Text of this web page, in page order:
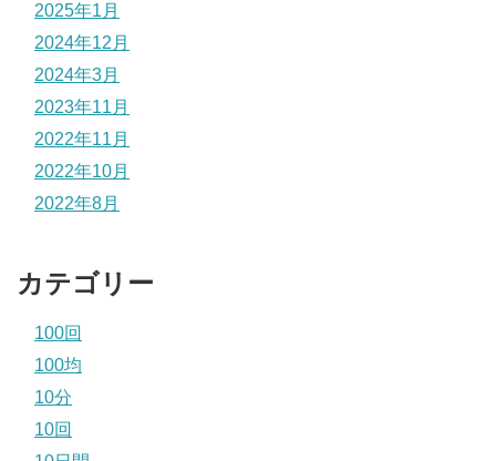
2025年1月
2024年12月
2024年3月
2023年11月
2022年11月
2022年10月
2022年8月
カテゴリー
100回
100均
10分
10回